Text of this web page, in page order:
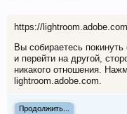
https://
Вы собираетесь
и перейти на другой,
никакого отношения.
lightroom.adobe.com.
Продолжить...